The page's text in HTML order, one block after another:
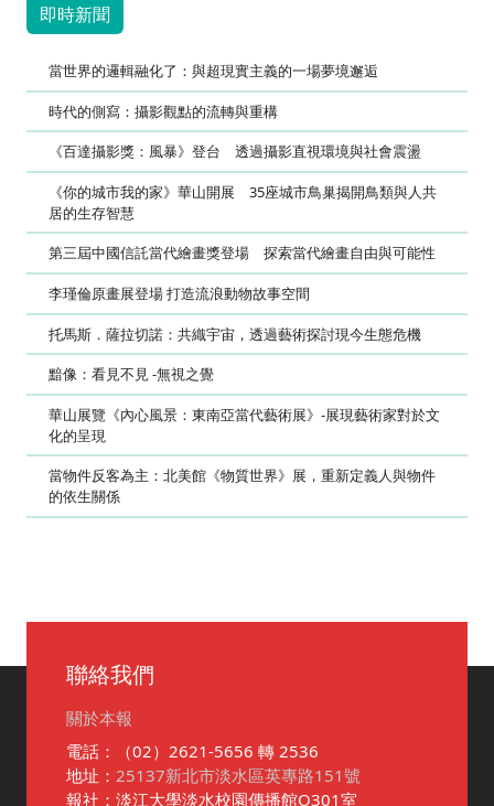
即時新聞
當世界的邏輯融化了：與超現實主義的一場夢境邂逅
時代的側寫：攝影觀點的流轉與重構
《百達攝影獎：風暴》登台 透過攝影直視環境與社會震盪
《你的城市我的家》華山開展 35座城市鳥巢揭開鳥類與人共
居的生存智慧
第三屆中國信託當代繪畫獎登場 探索當代繪畫自由與可能性
李瑾倫原畫展登場 打造流浪動物故事空間
托馬斯．薩拉切諾：共織宇宙，透過藝術探討現今生態危機
黯像：看見不見 -無視之覺
華山展覽《內心風景：東南亞當代藝術展》-展現藝術家對於文
化的呈現
當物件反客為主：北美館《物質世界》展，重新定義人與物件
的依生關係
聯絡我們
關於本報
電話：（02）2621-5656 轉 2536
地址： 25137新北市淡水區英專路151號
報社：淡江大學淡水校園傳播館O301室